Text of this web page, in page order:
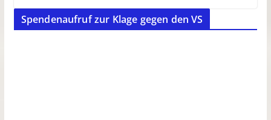
Spendenaufruf zur Klage gegen den VS